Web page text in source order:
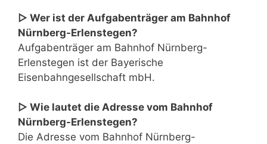
▷ Wer ist der Aufgabenträger am Bahnhof
Nürnberg-Erlenstegen?
Aufgabenträger am Bahnhof Nürnberg-
Erlenstegen ist der Bayerische
Eisenbahngesellschaft mbH.
▷ Wie lautet die Adresse vom Bahnhof
Nürnberg-Erlenstegen?
Die Adresse vom Bahnhof Nürnberg-